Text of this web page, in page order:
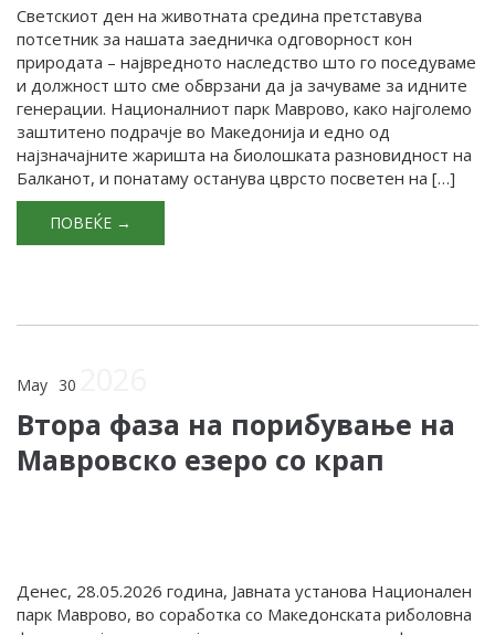
Светскиот ден на животната средина претставува
потсетник за нашата заедничка одговорност кон
природата – највредното наследство што го поседуваме
и должност што сме обврзани да ја зачуваме за идните
генерации. Националниот парк Маврово, како најголемо
заштитено подрачје во Македонија и едно од
најзначајните жаришта на биолошката разновидност на
Балканот, и понатаму останува цврсто посветен на […]
ПОВЕЌЕ →
May 30
Втора фаза на порибување на
Мавровско езеро со крап
Денес, 28.05.2026 година, Јавната установа Национален
парк Маврово, во соработка со Македонската риболовна